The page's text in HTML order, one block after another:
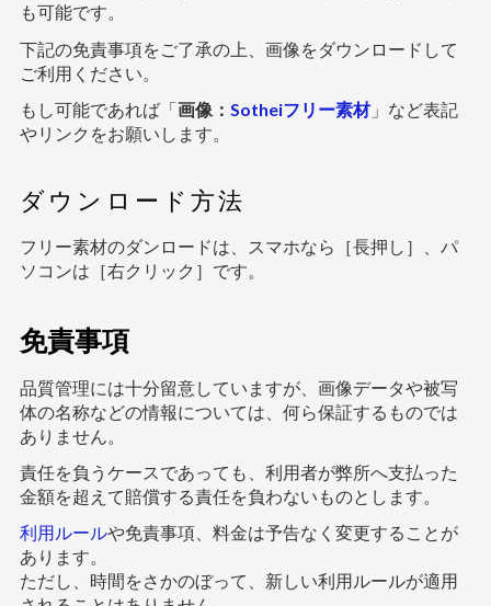
も可能です。
下記の免責事項をご了承の上、画像をダウンロードして
ご利用ください。
もし可能であれば「画像： Sotheiフリー素材」など表記
やリンクをお願いします。
ダウンロード方法
フリー素材のダンロードは、スマホなら［長押し］、パ
ソコンは［右クリック］です。
免責事項
品質管理には十分留意していますが、画像データや被写
体の名称などの情報については、何ら保証するものでは
ありません。
責任を負うケースであっても、利用者が弊所へ支払った
金額を超えて賠償する責任を負わないものとします。
利用ルールや免責事項、料金は予告なく変更することが
あります。
ただし、時間をさかのぼって、新しい利用ルールが適用